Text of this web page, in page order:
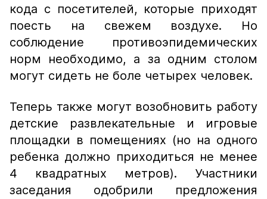
кода с посетителей, которые приходят
поесть на свежем воздухе. Но
соблюдение противоэпидемических
норм необходимо, а за одним столом
могут сидеть не боле четырех человек.
Теперь также могут возобновить работу
детские развлекательные и игровые
площадки в помещениях (но на одного
ребенка должно приходиться не менее
4 квадратных метров). Участники
заседания одобрили предложения